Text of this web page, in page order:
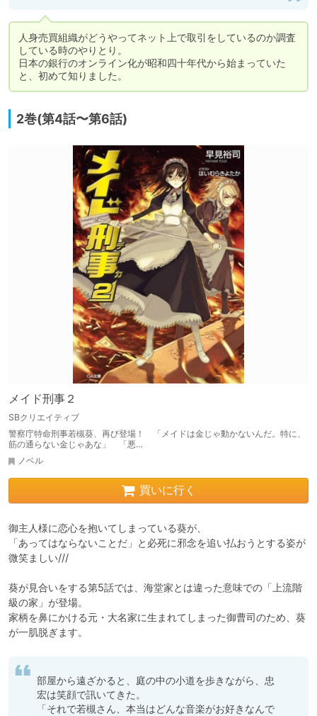
人身売買組織がどうやってネット上で取引をしているのか調査
している時のやりとり。
日本の銀行のオンライン化が昭和四十年代から始まっていた
と、初めて知りました。
2巻(第4話〜第6話)
メイド刑事２
SBクリエイティブ
警察庁特命刑事若槻葵、再び登場！ 「メイドは金じゃ動かないんだ。特に、
筋の通らない金じゃあな」 「悪…
ノベル
買いに行く
御主人様に恋心を抱いてしまっている葵が、
「あってはならないことだ」と必死に邪念を追い払おうとする姿が
微笑ましい///
葵が見合いをする第5話では、海堂家とは違った意味での「上流階
級の家」が登場。
家柄を鼻にかける元・大名家に生まれてしまった御曹司のため、葵
が一肌脱ぎます。
部屋から遠ざかると、庭の中の小道を歩きながら、忠
宏は笑顔で訊いてきた。
「それで若槻さん、本当はどんな音楽がお好きなんで